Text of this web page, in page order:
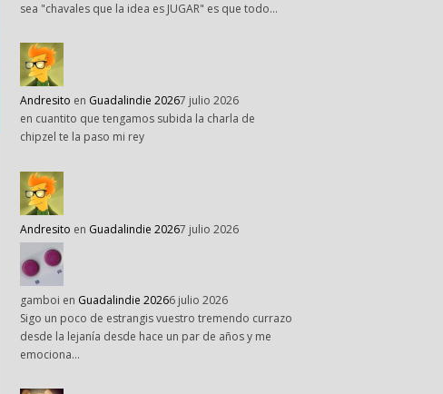
sea "chavales que la idea es JUGAR" es que todo…
Andresito en Guadalindie 20267 julio 2026
en cuantito que tengamos subida la charla de
chipzel te la paso mi rey
Andresito en Guadalindie 20267 julio 2026
gamboi en Guadalindie 20266 julio 2026
Sigo un poco de estrangis vuestro tremendo currazo
desde la lejanía desde hace un par de años y me
emociona…